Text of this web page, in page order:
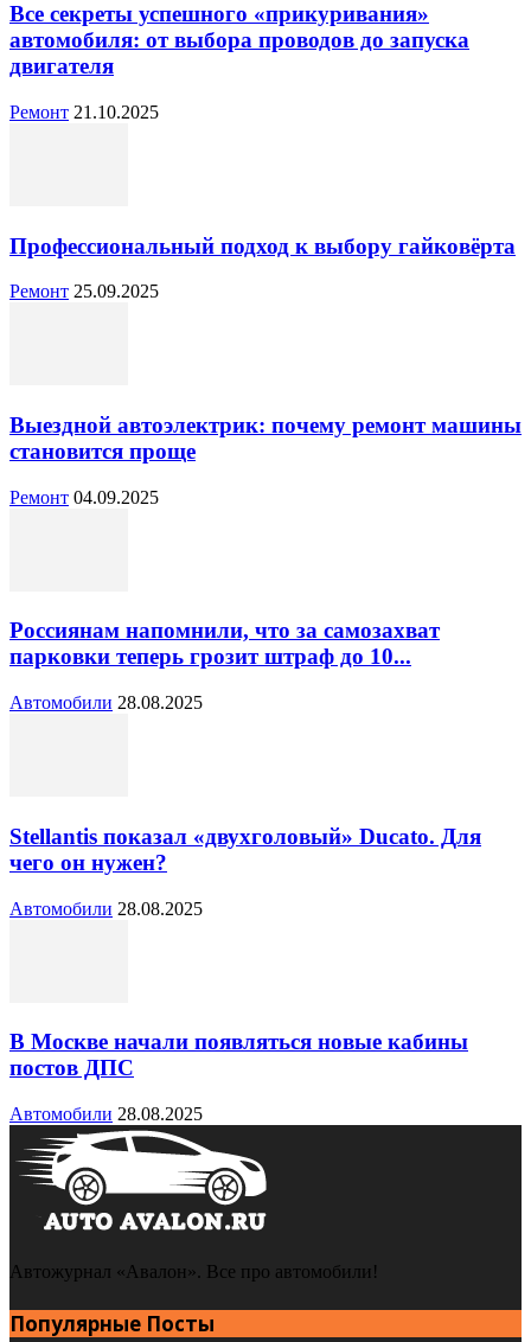
Все секреты успешного «прикуривания»
автомобиля: от выбора проводов до запуска
двигателя
Ремонт 21.10.2025
Профессиональный подход к выбору гайковёрта
Ремонт 25.09.2025
Выездной автоэлектрик: почему ремонт машины
становится проще
Ремонт 04.09.2025
Россиянам напомнили, что за самозахват
парковки теперь грозит штраф до 10...
Автомобили 28.08.2025
Stellantis показал «двухголовый» Ducato. Для
чего он нужен?
Автомобили 28.08.2025
В Москве начали появляться новые кабины
постов ДПС
Автомобили 28.08.2025
Автожурнал «Авалон». Все про автомобили!
Популярные Посты